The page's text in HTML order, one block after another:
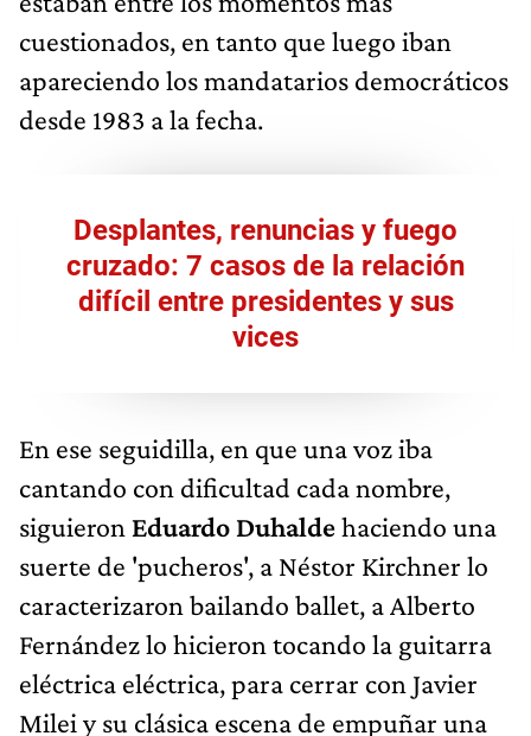
cuestionados, en tanto que luego iban
apareciendo los mandatarios democráticos
desde 1983 a la fecha.
Desplantes, renuncias y fuego
cruzado: 7 casos de la relación
difícil entre presidentes y sus
vices
En ese seguidilla, en que una voz iba
cantando con dificultad cada nombre,
siguieron Eduardo Duhaldehaciendo una
suerte de 'pucheros', a Néstor Kirchner lo
caracterizaron bailando ballet, a Alberto
Fernández lo hicieron tocando la guitarra
eléctrica eléctrica, para cerrar con Javier
Milei y su clásica escena de empuñar una